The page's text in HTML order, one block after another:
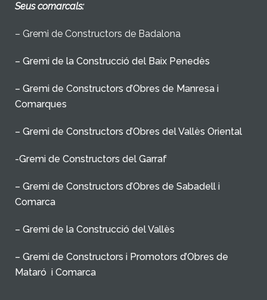
Seus comarcals:
– Gremi de Constructors de Badalona
– Gremi de la Construcció del Baix Penedès
– Gremi de Constructors d’Obres de Manresa i
Comarques
– Gremi de Constructors d’Obres del Vallès Oriental
-Gremi de Constructors del Garraf
– Gremi de Constructors d’Obres de Sabadell i
Comarca
– Gremi de la Construcció del Vallès
– Gremi de Constructors i Promotors d’Obres de
Mataró i Comarca